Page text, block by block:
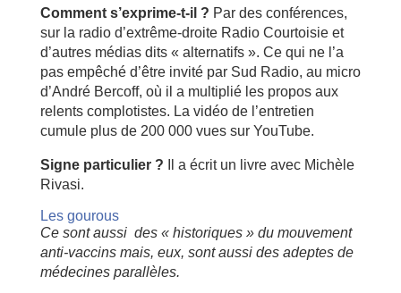
Comment s’exprime-t-il ? Par des conférences,
sur la radio d’extrême-droite Radio Courtoisie et
d’autres médias dits « alternatifs ». Ce qui ne l’a
pas empêché d’être invité par Sud Radio, au micro
d’André Bercoff, où il a multiplié les propos aux
relents complotistes. La vidéo de l’entretien
cumule plus de 200 000 vues sur YouTube.
Signe particulier ? Il a écrit un livre avec Michèle
Rivasi.
Les gourous
Ce sont aussi des « historiques » du mouvement
anti-vaccins mais, eux, sont aussi des adeptes de
médecines parallèles.